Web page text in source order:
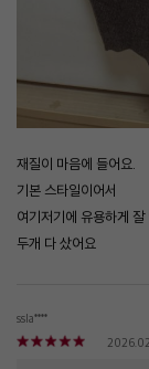
재질이 마음에 들어요.
기본 스타일이어서
여기저기에 유용하게 잘
두개 다 샀어요
ssla****